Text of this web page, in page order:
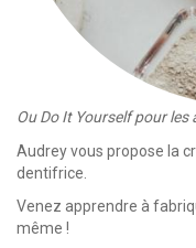
Ou Do It Yourself pour les
Audrey vous propose la
dentifrice.
Venez apprendre à
même !